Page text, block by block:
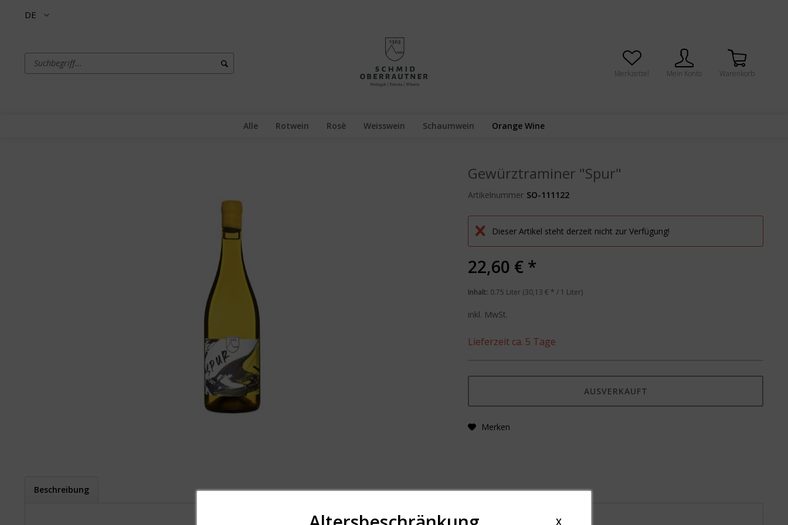
DE
Merkzettel Mein Konto Warenkorb
Alle Rotwein Rosè Weisswein Schaumwein Orange Wine
Gewürztraminer "Spur"
Artikelnummer SO-111122
Dieser Artikel steht derzeit nicht zur Verfügung!
22,60 € *
Inhalt: 0.75 Liter (30,13 € * / 1 Liter)
inkl. MwSt.
Lieferzeit ca. 5 Tage
AUSVERKAUFT
Merken
Beschreibung
X